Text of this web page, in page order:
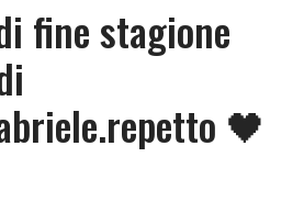
fine stagione
🖤